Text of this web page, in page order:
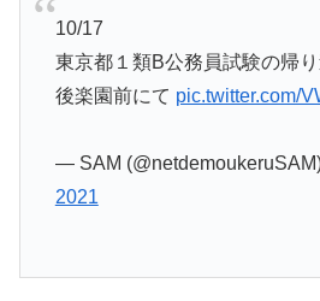
10/17
東京都１類B公務員試験の帰
後楽園前にて pic.twitter.com/
— SAM
2021